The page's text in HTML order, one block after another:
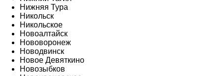
Нижняя Тура
Никольск
Никольское
Новоалтайск
Нововоронеж
Новодвинск
Новое Девяткино
Новозыбков